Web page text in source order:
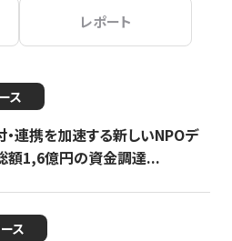
レポート
ス
・連携を加速する新しいNPOデ
額1,6億円の資金調達...
ス